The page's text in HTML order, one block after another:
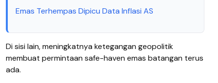
Emas Terhempas Dipicu Data Inflasi AS
Di sisi lain, meningkatnya ketegangan geopolitik
membuat permintaan safe-haven emas batangan terus
ada.